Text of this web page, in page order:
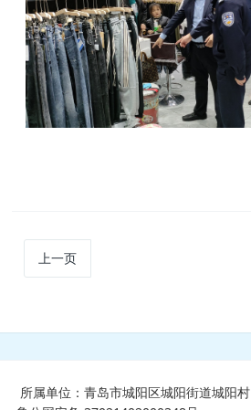
上一页
所属单位：青岛市城阳区城阳街道城阳村